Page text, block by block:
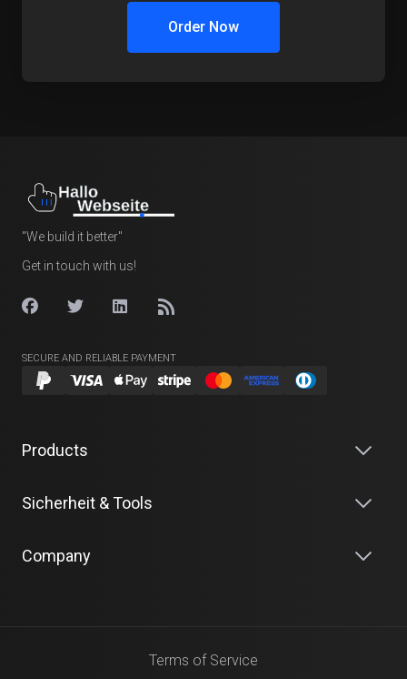
Order Now
"We build it better"
Get in touch with us!
SECURE AND RELIABLE PAYMENT
Products
Sicherheit & Tools
Company
Terms of Service